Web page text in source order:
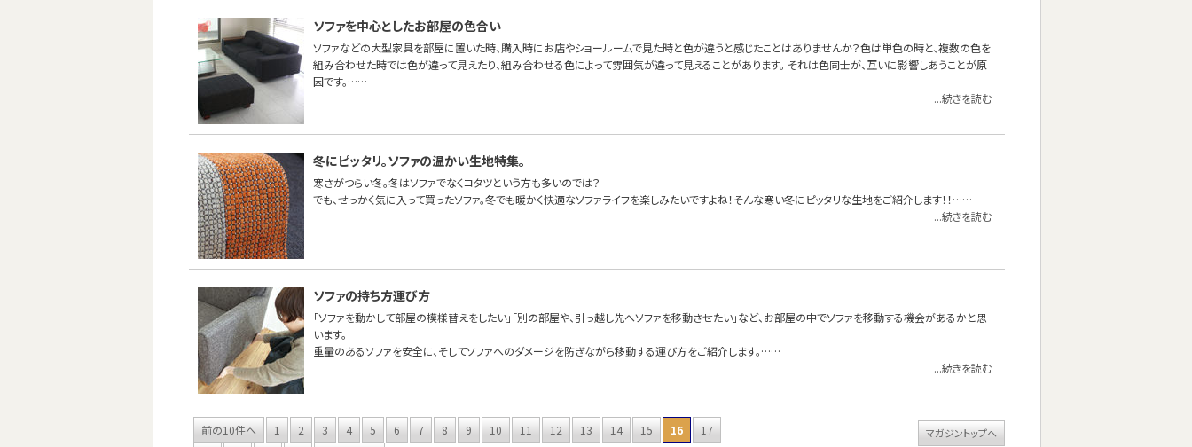
ソファを中心としたお部屋の色合い
ソファなどの大型家具を部屋に置いた時、購入時にお店やショールームで見た時と色が違うと感じたことはありませんか？色は単色の時と、複数の色を
組み合わせた時では色が違って見えたり、組み合わせる色によって雰囲気が違って見えることがあります。 それは色同士が、互いに影響しあうことが原
因です。……
...続きを読む
冬にピッタリ。ソファの温かい生地特集。
寒さがつらい冬。冬はソファでなくコタツという方も多いのでは？
でも、せっかく気に入って買ったソファ。冬でも暖かく快適なソファライフを楽しみたいですよね！そんな寒い冬にピッタリな生地をご紹介します！！……
...続きを読む
ソファの持ち方運び方
「ソファを動かして部屋の模様替えをしたい」「別の部屋や、引っ越し先へソファを移動させたい」など、お部屋の中でソファを移動する機会があるかと思
います。
重量のあるソファを安全に、そしてソファへのダメージを防ぎながら移動する運び方をご紹介します。……
...続きを読む
前の10件へ 1 2 3 4 5 6 7 8 9 10 11 12 13 14 15 16
17
マガジントップへ